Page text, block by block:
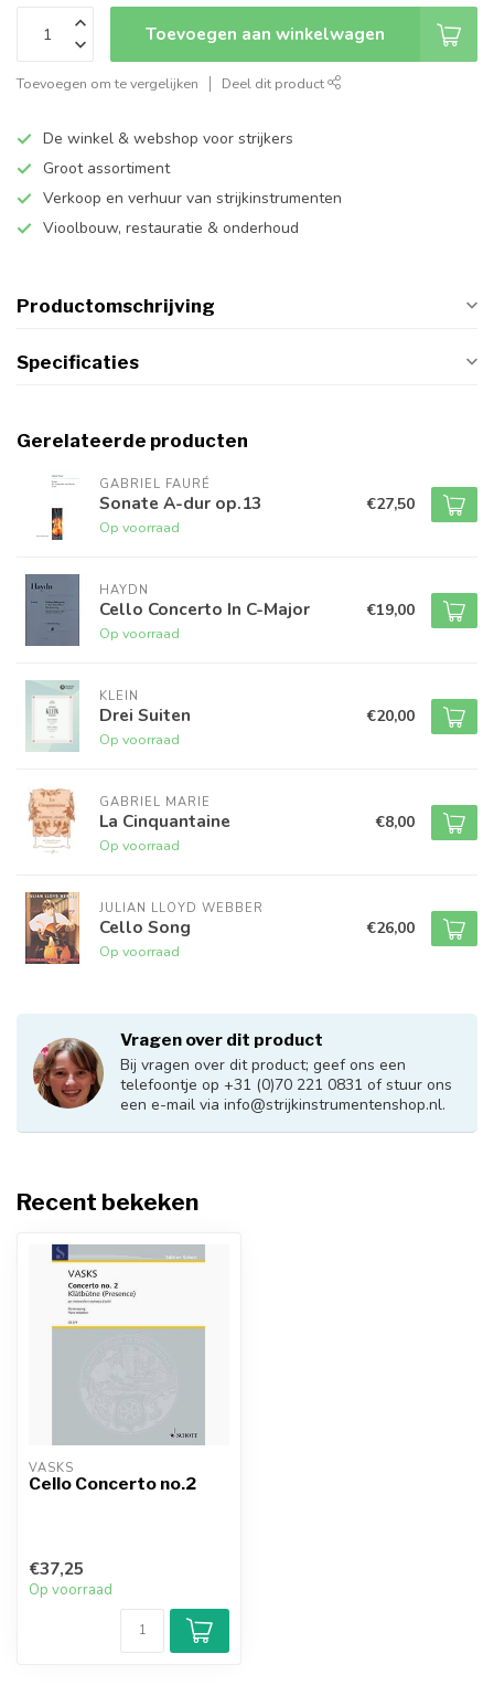
Toevoegen aan winkelwagen
Toevoegen om te vergelijken Deel dit product
De winkel & webshop voor strijkers
Groot assortiment
Verkoop en verhuur van strijkinstrumenten
Vioolbouw, restauratie & onderhoud
Productomschrijving
Specificaties
Gerelateerde producten
GABRIEL FAURÉ
Sonate A-dur op.13
Op voorraad
€27,50
HAYDN
Cello Concerto In C-Major
Op voorraad
€19,00
KLEIN
Drei Suiten
Op voorraad
€20,00
GABRIEL MARIE
La Cinquantaine
Op voorraad
€8,00
JULIAN LLOYD WEBBER
Cello Song
Op voorraad
€26,00
Vragen over dit product
Bij vragen over dit product; geef ons een
telefoontje op +31 (0)70 221 0831 of stuur ons
een e-mail via info@strijkinstrumentenshop.nl.
Recent bekeken
VASKS
Cello Concerto no.2
€37,25
Op voorraad